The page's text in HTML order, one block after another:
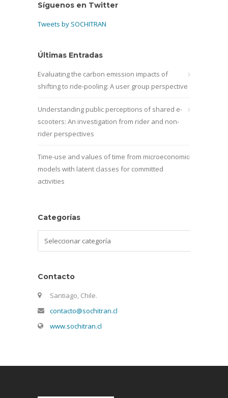
Síguenos en Twitter
Tweets by SOCHITRAN
Últimas Entradas
Evaluating the carbon emission impacts of
shifting to ride-pooling: A user group perspective
Understanding public perceptions of shared e-
scooters: An investigation from rider and non-
rider perspectives
Time-use and values of time from microeconomic
models with latent classes for committed
activities
Categorías
Contacto
Santiago, Chile.
contacto@sochitran.cl
www.sochitran.cl